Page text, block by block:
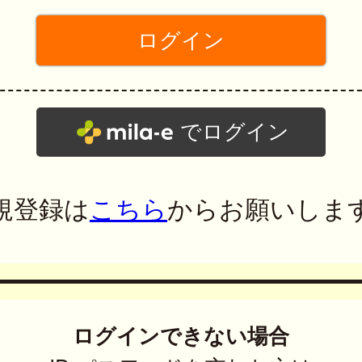
でログイン
登録はこちらからお願いしま
ログインできない場合